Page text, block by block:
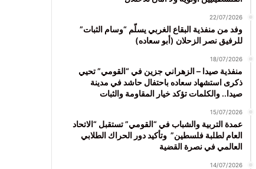
22/07/2026
وفد من منفذية البقاع الغربي يسلّم “وسام الثبات”
للرفيق نصر الزحلان (أبو سعاده)
18/07/2026
منفذية صيدا – الزهراني جزين في “القومي” تحيي
ذكرى استشهاد سعاده باحتفال حاشد في مدينة
صيدا.. والكلمات تؤكد خيار المقاومة والثبات
15/07/2026
عمدة التربية والشباب في “القومي” تستقبل “الاتحاد
العام لطلبة فلسطين” وتأكيد دور الحراك الطلابي
العالمي في نصرة القضية
14/07/2026